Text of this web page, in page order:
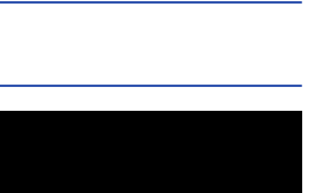
そんなある日、老医官に届いた文を
識で猫猫（マオマオ）が次々と事件
や謎を解明していくミステリー要素
品です。原作は同名のライトノベル
で、小説投稿サイト「小説家になろ